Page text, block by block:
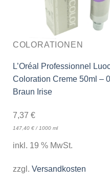
COLORATIONEN
L’Oréal Professionnel
Coloration Creme 50ml –
Braun Irise
7,37 €
147,40 €/ 1000 ml
inkl. 19 % MwSt.
zzgl. Versandkosten